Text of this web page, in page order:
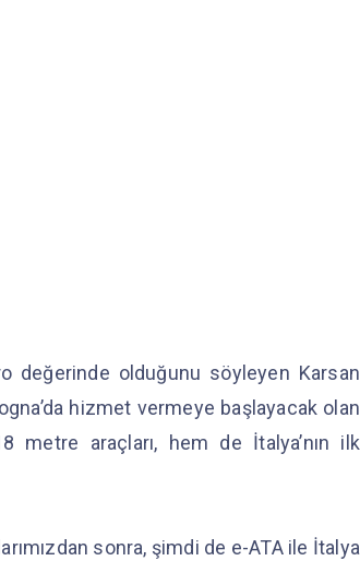
değerinde olduğunu söyleyen Karsan
hizmet vermeye başlayacak olan
metre araçları, hem de İtalya’nın ilk
sonra, şimdi de e-ATA ile İtalya